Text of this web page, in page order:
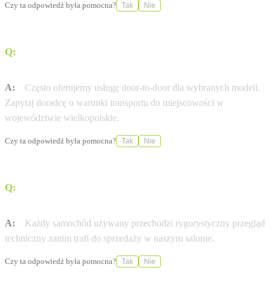
Czy ta odpowiedź była pomocna? Tak Nie
Q:
A:
Często oferujemy usługę door-to-door dla wybranych modeli.
Zapytaj doradcę o warunki transportu do miejscowości w
województwie wielkopolskie.
Czy ta odpowiedź była pomocna? Tak Nie
Q:
A:
Każdy samochód używany przechodzi rygorystyczny przegląd
techniczny zanim trafi do sprzedaży w naszym salonie.
Czy ta odpowiedź była pomocna? Tak Nie